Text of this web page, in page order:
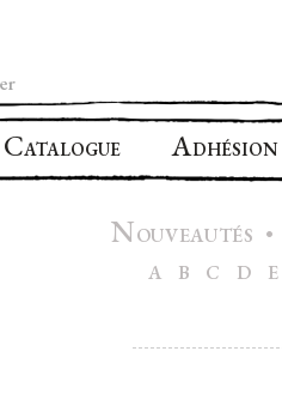
CATALOGUE ADHÉSION
NOUVEAUTÉS •
A
B C D E